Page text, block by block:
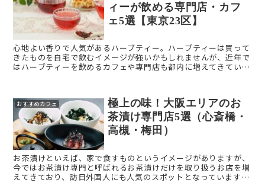
ィーが飲める専門店・カフ
ェ5選【東京23区】
心地よい香りで人気があるハーブティー。ハーブティーは買って
きたものを自宅で飲むイメージが強いかもしれませんが、近年で
はハーブティーを飲めるカフェや専門店も都内に増えてきていま
おすすめカフェ
極上の味！大阪エリアのお
茶漬け専門店5選（心斎橋・
高槻・梅田）
お茶漬けといえば、家で食すものというイメージがありますが、
今ではお茶漬け専門と呼ばれるお茶漬けだけを取り扱うお店を増
えてきており、訪日外国人にも人気のスポットとなっています。